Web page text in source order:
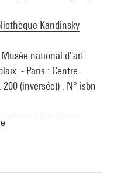
Kandinsky
national d''art
- Paris : Centre
(inversée)) . N° isbn
Kandinsky